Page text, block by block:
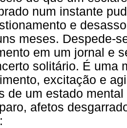
num instante
e
meses. Despede-
em um jornal e
solitário. É uma
excitação e
de um estado
afetos